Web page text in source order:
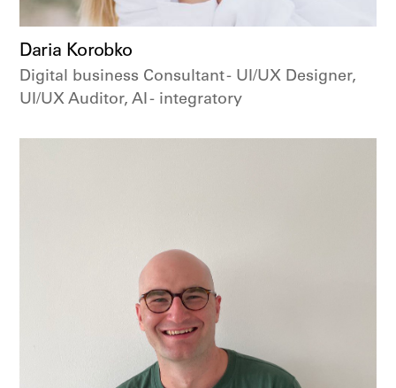
Daria Korobko
Digital business Consultant - UI/UX Designer,
UI/UX Auditor, AI - integratorу